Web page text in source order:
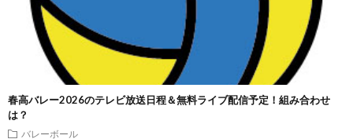
春高バレー2026のテレビ放送日程＆無料ライブ配信予定！組み合わせ
は？
バレーボール